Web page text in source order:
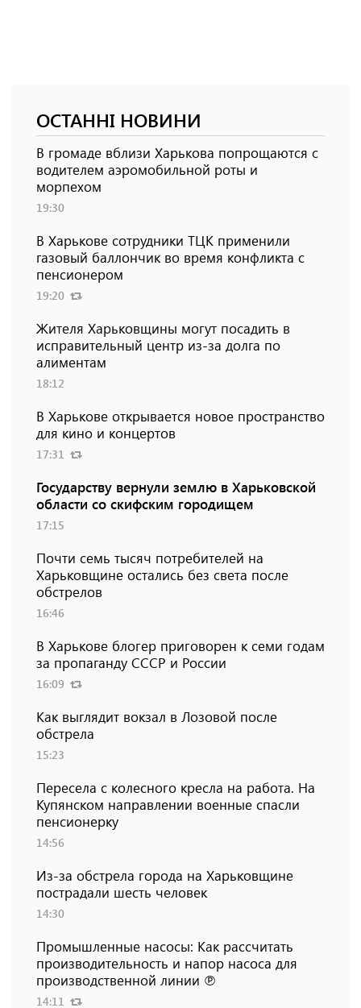
ОСТАННІ НОВИНИ
В громаде вблизи Харькова попрощаются с
водителем аэромобильной роты и
морпехом
19:30
В Харькове сотрудники ТЦК применили
газовый баллончик во время конфликта с
пенсионером
19:20
Жителя Харьковщины могут посадить в
исправительный центр из-за долга по
алиментам
18:12
В Харькове открывается новое пространство
для кино и концертов
17:31
Государству вернули землю в Харьковской
области со скифским городищем
17:15
Почти семь тысяч потребителей на
Харьковщине остались без света после
обстрелов
16:46
В Харькове блогер приговорен к семи годам
за пропаганду СССР и России
16:09
Как выглядит вокзал в Лозовой после
обстрела
15:23
Пересела с колесного кресла на работа. На
Купянском направлении военные спасли
пенсионерку
14:56
Из-за обстрела города на Харьковщине
пострадали шесть человек
14:30
Промышленные насосы: Как рассчитать
производительность и напор насоса для
производственной линии ℗
14:11